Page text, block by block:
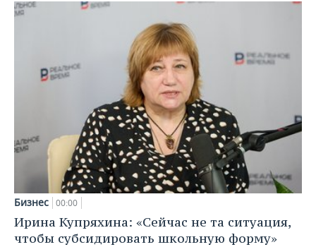
Бизнес 00:00
Ирина Купряхина: «Сейчас не та ситуация,
чтобы субсидировать школьную форму»